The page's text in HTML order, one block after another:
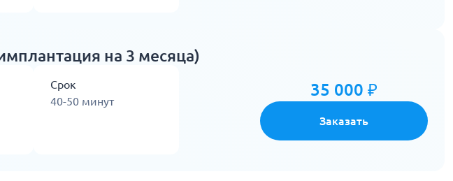
на 3 месяца)
Срок
40-50 минут
35 000 ₽
Заказать